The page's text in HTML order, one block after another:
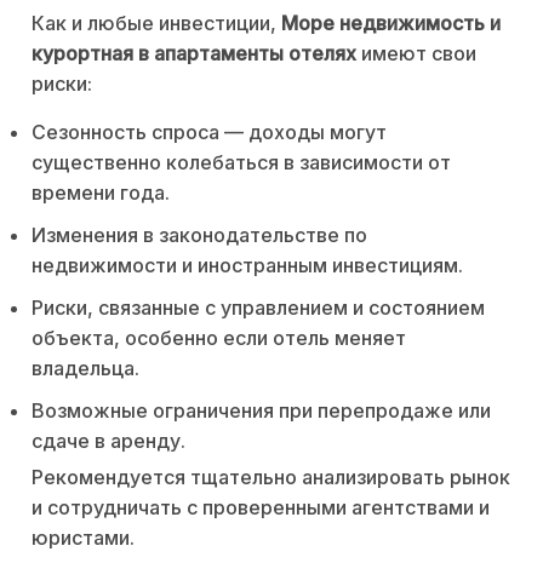
Как и любые инвестиции, Море недвижимость и
курортная в апартаменты отелях имеют свои
риски:
Сезонность спроса — доходы могут
существенно колебаться в зависимости от
времени года.
Изменения в законодательстве по
недвижимости и иностранным инвестициям.
Риски, связанные с управлением и состоянием
объекта, особенно если отель меняет
владельца.
Возможные ограничения при перепродаже или
сдаче в аренду.
Рекомендуется тщательно анализировать рынок
и сотрудничать с проверенными агентствами и
юристами.